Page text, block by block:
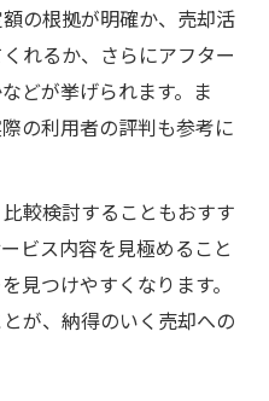
の根拠が明確か、売却活
れるか、さらにアフター
どが挙げられます。ま
の利用者の評判も参考に
較検討することもおすす
ビス内容を見極めること
見つけやすくなります。
が、納得のいく売却への